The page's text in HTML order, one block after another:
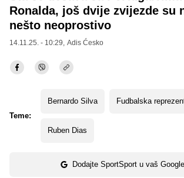
Ronalda, još dvije zvijezde su
nešto neoprostivo
14.11.25. - 10:29, Adis Ćesko
Teme:
Bernardo Silva Fudbalska
Ruben Dias
Dodajte SportSport u vaš